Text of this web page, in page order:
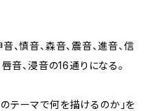
、慎音、森音、震音、進音、信
唇音、浸音の16通りになる。
テーマで何を描けるのか」を